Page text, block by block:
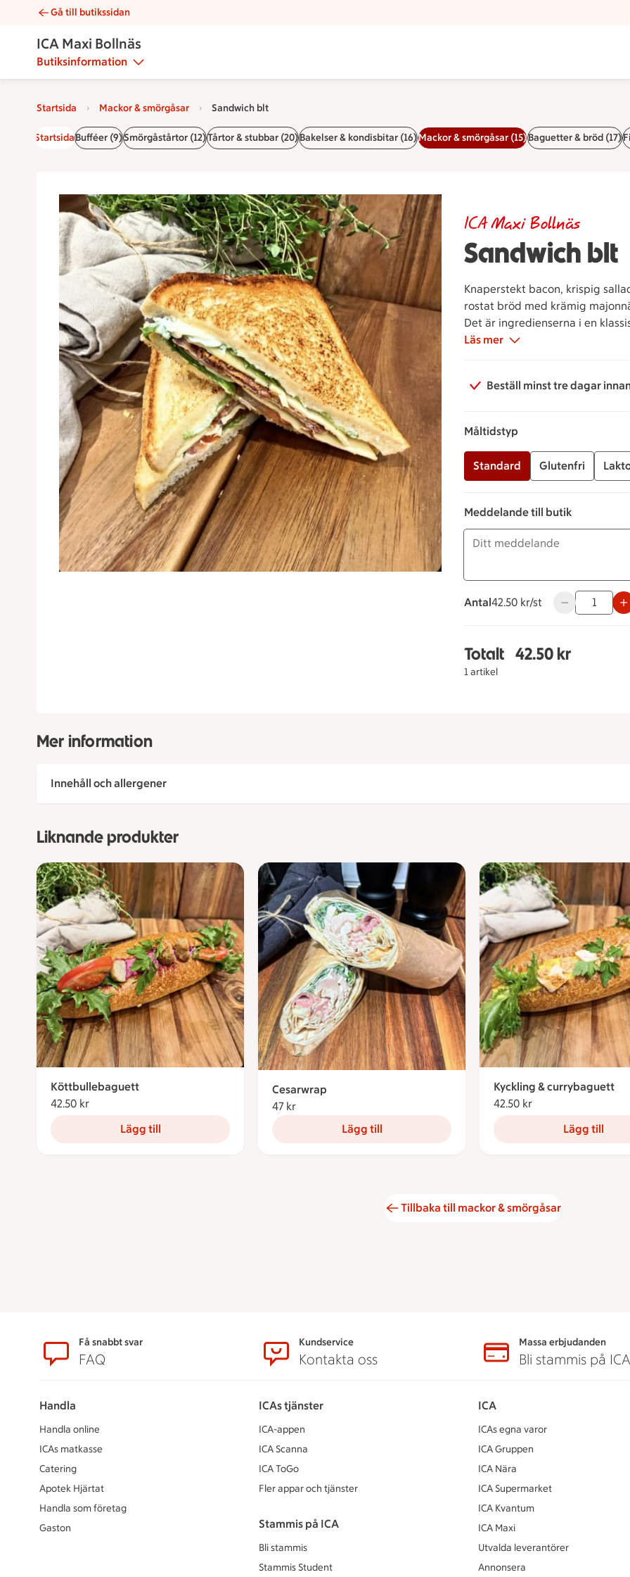
Sandwich blt | Catering ICA Maxi Bollnäs
Gå till butikssidan
ICA Maxi Bollnäs
Butiksinformation
Startsida Mackor & smörgåsar Sandwich blt
StartsidaBufféer (9)Smörgåstårtor (12)Tårtor & stubbar (20)Bakelser & kondisbitar (16)Mackor & smörgåsar (15)Baguetter & bröd (17)
Sandwich blt
ICA Maxi Bollnäs
Knaperstekt bacon, krispig
rostat bröd med krämig
Det är ingredienserna i en
Läs mer
Beställ minst tre dagar
Måltidstyp
Standard Glutenfri
Meddelande till butik
Antal
42.50 kronor styck
42.50 kr/st Använd
Totalt
1 artikel
Totalt 1 stycken
42.50 kr
Mer information
Innehåll och allergener
Liknande produkter
Köttbullebaguett
42.50 kr
Lägg till
Cesarwrap
47 kr
Lägg till
Kyckling & currybaguett
42.50 kr
Lägg till
Tillbaka till mackor & smörgåsar
SidfotFå snabbt svar
FAQ
Kundservice
Kontakta oss
Massa erbjudanden
Bli stammis på ICA
Handla
Handla online
ICAs matkasse
Catering
Apotek Hjärtat
Handla som företag
Gaston
ICAs tjänster
ICA-appen
ICA Scanna
ICA ToGo
Fler appar och tjänster
Stammis på ICA
Bli stammis
Stammis Student
ICA
ICAs egna varor
ICA Gruppen
ICA Nära
ICA Supermarket
ICA Kvantum
ICA Maxi
Utvalda leverantörer
Annonsera